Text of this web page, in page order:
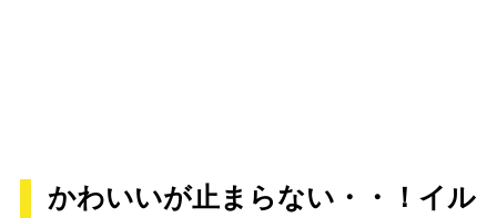
かわいいが止まらない・・！イル